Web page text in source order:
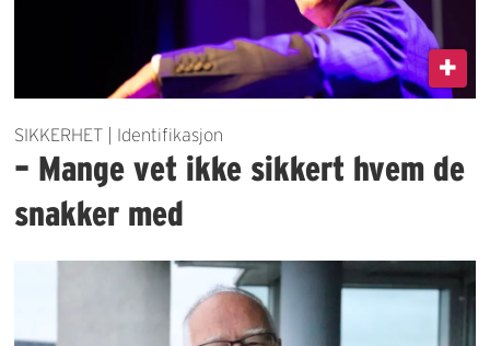
SIKKERHET | Identifikasjon
– Mange vet ikke sikkert hvem de
snakker med